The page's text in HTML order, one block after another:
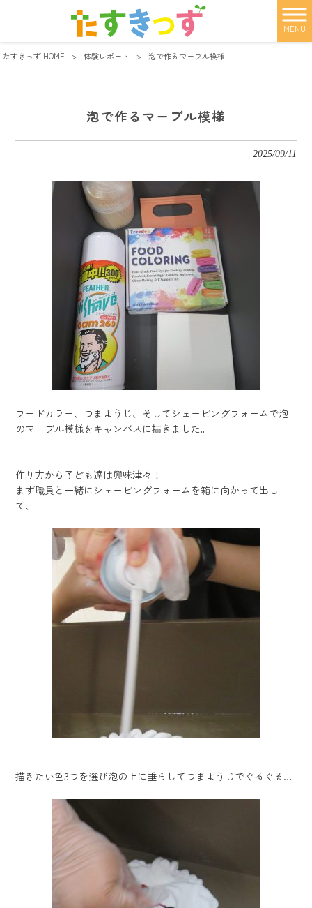
MENU
たすきっず HOME > 体験レポート > 泡で作るマーブル模様
泡で作るマーブル模様
2025/09/11
フードカラー、つまようじ、そしてシェービングフォームで泡
のマーブル模様をキャンバスに描きました。
作り方から子ども達は興味津々！
まず職員と一緒にシェービングフォームを箱に向かって出し
て、
描きたい色3つを選び泡の上に垂らしてつまようじでぐるぐる…